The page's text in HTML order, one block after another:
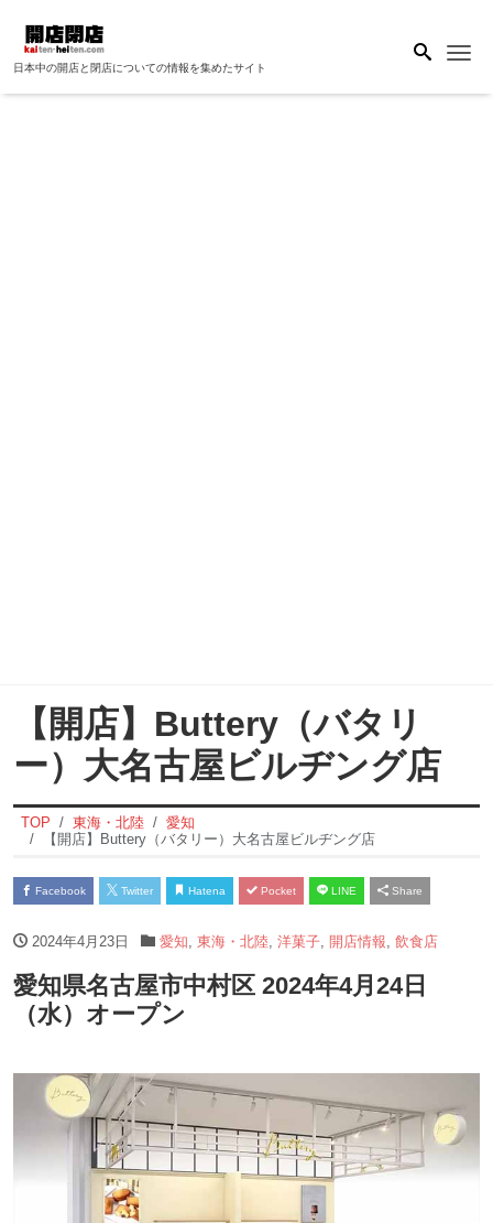
日本中の開店と閉店についての情報を集めたサイト
【開店】Buttery（バタリ
ー）大名古屋ビルヂング店
TOP 東海・北陸
愛知
【開店】Buttery（バタリー）大名古屋ビルヂング店
Facebook Twitter Hatena Pocket LINE Share
2024年4月23日 愛知 東海・北陸, 洋菓子, 開店情報 飲食店
愛知県名古屋市中村区 2024年4月24日
（水）オープン